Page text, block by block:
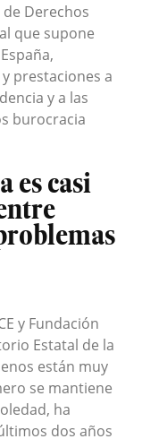
Derechos
que supone
prestaciones a
y a las
burocracia
es casi
y Fundación
Estatal de la
están muy
se mantiene
ha
dos años